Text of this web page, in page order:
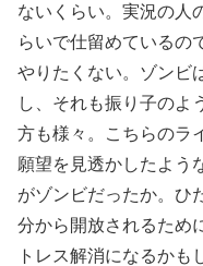
ないくらい。実況の人
らいで仕留めているの
やりたくない。ゾンビ
し、それも振り子のよ
方も様々。こちらのラ
願望を見透かしたよう
がゾンビだったか。ひ
分から開放されるため
トレス解消になるかも